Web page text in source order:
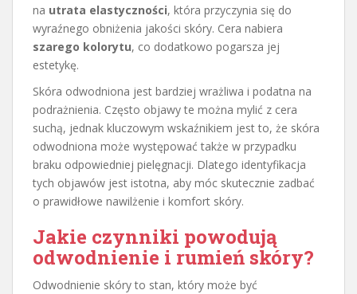
na utrata elastyczności, która przyczynia się do
wyraźnego obniżenia jakości skóry. Cera nabiera
szarego kolorytu, co dodatkowo pogarsza jej
estetykę.
Skóra odwodniona jest bardziej wrażliwa i podatna na
podrażnienia. Często objawy te można mylić z cera
suchą, jednak kluczowym wskaźnikiem jest to, że skóra
odwodniona może występować także w przypadku
braku odpowiedniej pielęgnacji. Dlatego identyfikacja
tych objawów jest istotna, aby móc skutecznie zadbać
o prawidłowe nawilżenie i komfort skóry.
Jakie czynniki powodują
odwodnienie i rumień skóry?
Odwodnienie skóry to stan, który może być